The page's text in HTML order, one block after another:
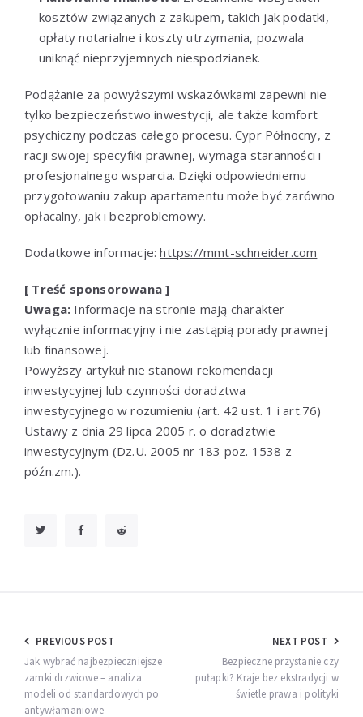
kosztów związanych z zakupem, takich jak podatki,
opłaty notarialne i koszty utrzymania, pozwala
uniknąć nieprzyjemnych niespodzianek.
Podążanie za powyższymi wskazówkami zapewni nie
tylko bezpieczeństwo inwestycji, ale także komfort
psychiczny podczas całego procesu. Cypr Północny, z
racji swojej specyfiki prawnej, wymaga staranności i
profesjonalnego wsparcia. Dzięki odpowiedniemu
przygotowaniu zakup apartamentu może być zarówno
opłacalny, jak i bezproblemowy.
Dodatkowe informacje:https://mmt-schneider.com
[ Treść sponsorowana ]
Uwaga: Informacje na stronie mają charakter
wyłącznie informacyjny i nie zastąpią porady prawnej
lub finansowej.
Powyższy artykuł nie stanowi rekomendacji
inwestycyjnej lub czynności doradztwa
inwestycyjnego w rozumieniu (art. 42 ust. 1 i art.76)
Ustawy z dnia 29 lipca 2005 r. o doradztwie
inwestycyjnym (Dz.U. 2005 nr 183 poz. 1538 z
późn.zm.).
Nawigacja
wpisu
PREVIOUS POST
Jak wybrać najbezpieczniejsze
zamki drzwiowe – analiza
modeli od standardowych po
antywłamaniowe
NEXT POST
Bezpieczne przystanie czy
pułapki? Kraje bez ekstradycji w
świetle prawa i polityki